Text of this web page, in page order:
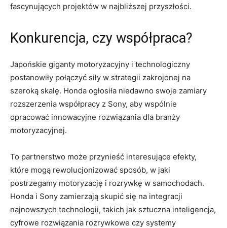
fascynujących projektów w najbliższej⁢ przyszłości.
Konkurencja,⁢ czy ⁤współpraca?
Japońskie giganty motoryzacyjny ⁢i technologiczny
postanowiły połączyć siły w strategii zakrojonej ​na
szeroką skalę. Honda ogłosiła niedawno swoje zamiary⁤
rozszerzenia współpracy z‌ Sony, ‍aby ‍wspólnie
opracować innowacyjne rozwiązania dla branży‌
motoryzacyjnej.
To partnerstwo może​ przynieść interesujące⁤ efekty,
które mogą‌ rewolucjonizować sposób, w jaki
postrzegamy motoryzację ‌i rozrywkę w‍ samochodach.⁣
Honda ‍i Sony zamierzają skupić się ​na integracji
najnowszych technologii, takich jak sztuczna inteligencja,
cyfrowe rozwiązania rozrywkowe czy systemy